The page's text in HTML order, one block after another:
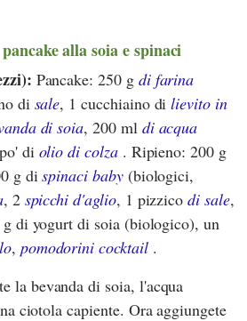
alla soia e spinaci
Pancake: 250 g di farina
di sale, 1 cucchiaino dilievito in
di soia, 200 ml di acqua
di olio di colza. Ripieno: 200 g
g dispinaci baby(biologici,
, 2 spicchi d'aglio, 1 pizzicodi sale,
g di yogurt di soia (biologico), un
, pomodorini cocktail.
la bevanda di soia, l'acqua
ciotola capiente. Ora aggiungete